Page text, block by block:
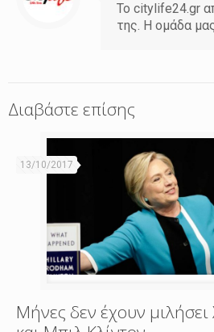
Το citylife24.gr
της. Η ομάδα
Διαβάστε επίσης
13/10/2017
Μήνες δεν έχουν μιλήσει